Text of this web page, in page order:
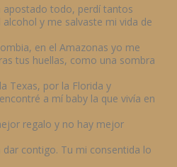
apostado todo, perdí tantos
y me salvaste mi vida de
en el Amazonas yo me
tus huellas, como una sombra
Texas, por la Florida y
a mí baby la que vivía en
regalo y no hay mejor
contigo. Tu mi consentida lo